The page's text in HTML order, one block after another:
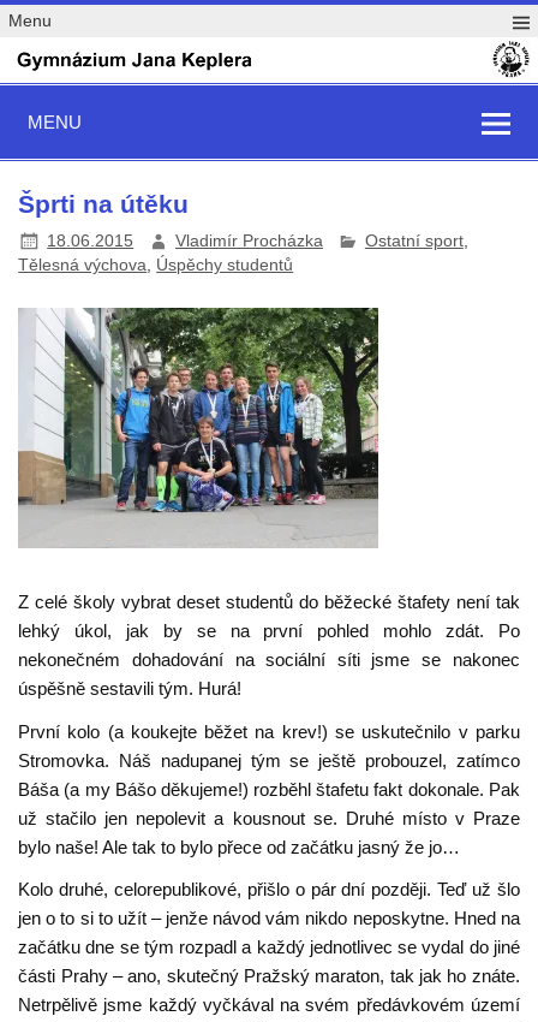
Menu
MENU
Šprti na útěku
18.06.2015 Vladimír Procházka Ostatní sport,
Tělesná výchova, Úspěchy studentů
Z celé školy vybrat deset studentů do běžecké štafety není tak
lehký úkol, jak by se na první pohled mohlo zdát. Po
nekonečném dohadování na sociální síti jsme se nakonec
úspěšně sestavili tým. Hurá!
První kolo (a koukejte běžet na krev!) se uskutečnilo v parku
Stromovka. Náš nadupanej tým se ještě probouzel, zatímco
Báša (a my Bášo děkujeme!) rozběhl štafetu fakt dokonale. Pak
už stačilo jen nepolevit a kousnout se. Druhé místo v Praze
bylo naše! Ale tak to bylo přece od začátku jasný že jo…
Kolo druhé, celorepublikové, přišlo o pár dní později. Teď už šlo
jen o to si to užít – jenže návod vám nikdo neposkytne. Hned na
začátku dne se tým rozpadl a každý jednotlivec se vydal do jiné
části Prahy – ano, skutečný Pražský maraton, tak jak ho znáte.
Netrpělivě jsme každý vyčkával na svém předávkovém území